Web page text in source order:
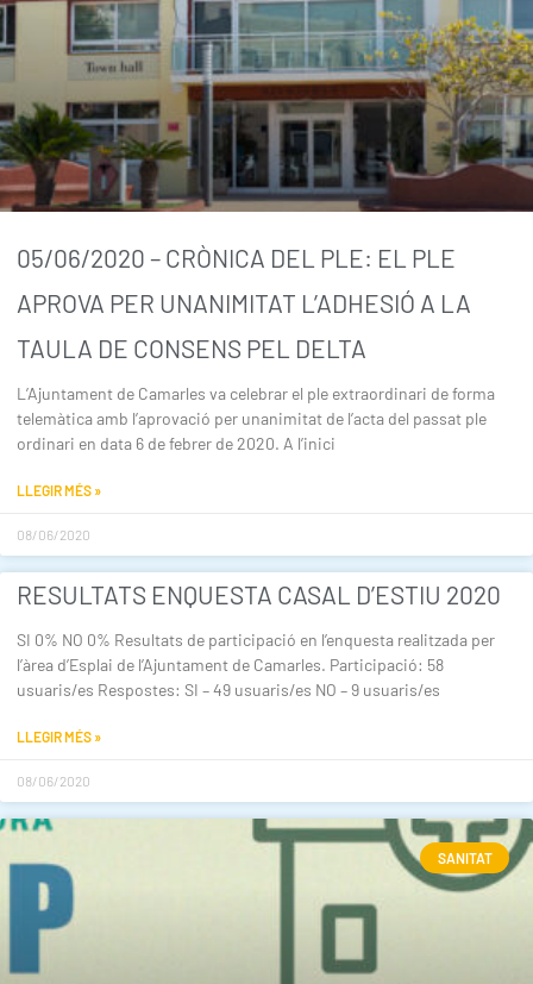
05/06/2020 – CRÒNICA DEL PLE: EL PLE
APROVA PER UNANIMITAT L’ADHESIÓ A LA
TAULA DE CONSENS PEL DELTA
L’Ajuntament de Camarles va celebrar el ple extraordinari de forma
telemàtica amb l’aprovació per unanimitat de l’acta del passat ple
ordinari en data 6 de febrer de 2020. A l’inici
LLEGIR MÉS »
08/06/2020
RESULTATS ENQUESTA CASAL D’ESTIU 2020
SI 0% NO 0% Resultats de participació en l’enquesta realitzada per
l’àrea d’Esplai de l’Ajuntament de Camarles. Participació: 58
usuaris/es Respostes: SI – 49 usuaris/es NO – 9 usuaris/es
LLEGIR MÉS »
08/06/2020
SANITAT